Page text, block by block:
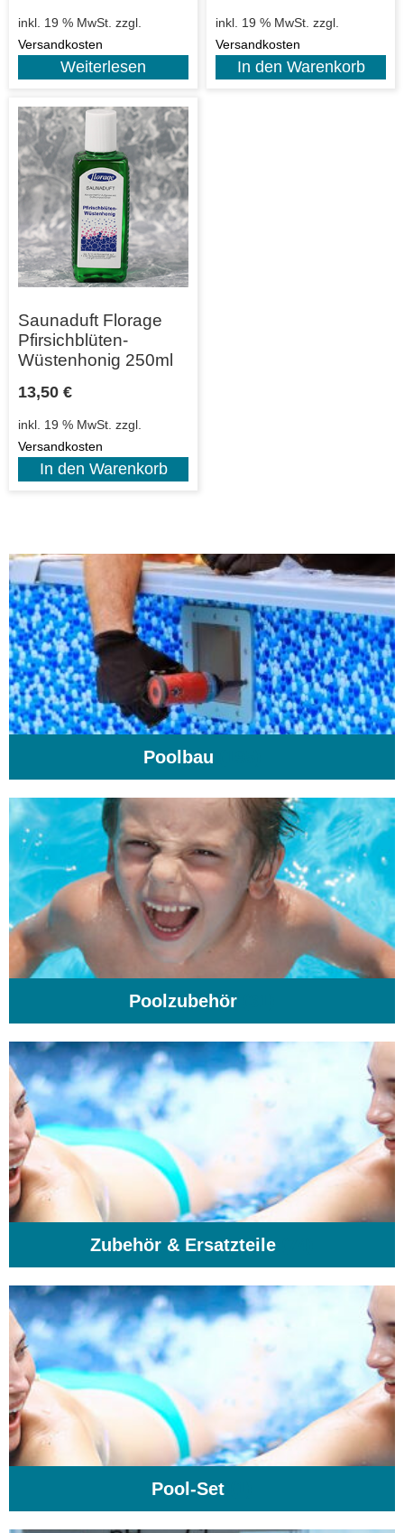
inkl. 19 % MwSt. zzgl.
Versandkosten
Weiterlesen
inkl. 19 % MwSt. zzgl.
Versandkosten
In den Warenkorb
Saunaduft Florage
Pfirsichblüten-
Wüstenhonig 250ml
13,50 €
inkl. 19 % MwSt. zzgl.
Versandkosten
In den Warenkorb
Poolbau
Poolzubehör
Zubehör & Ersatzteile
Pool-Set